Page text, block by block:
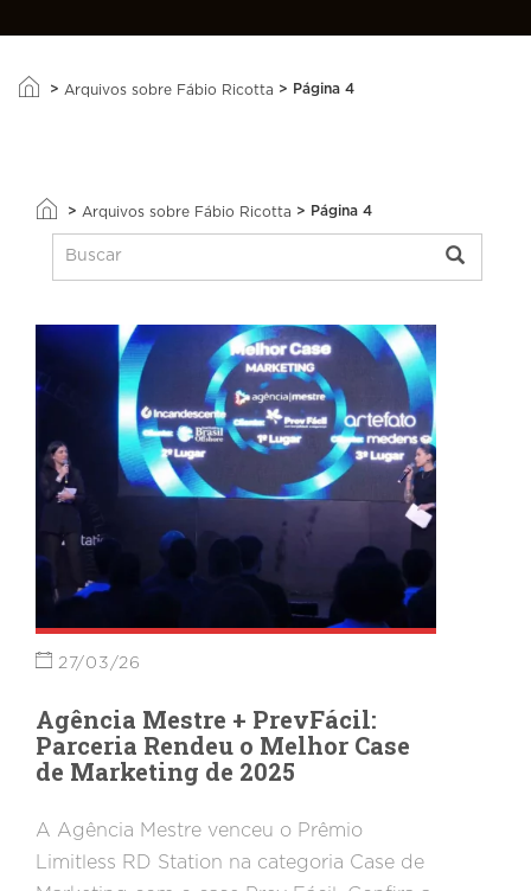
> Arquivos sobre Fábio Ricotta > Página 4
> Arquivos sobre Fábio Ricotta > Página 4
27/03/26
Agência Mestre + PrevFácil:
Parceria Rendeu o Melhor Case
de Marketing de 2025
A Agência Mestre venceu o Prêmio
Limitless RD Station na categoria Case de